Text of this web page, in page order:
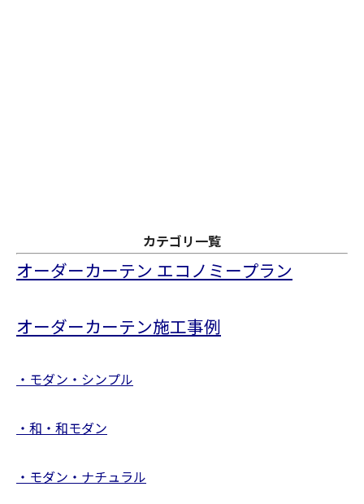
カテゴリ一覧
オーダーカーテン エコノミープラン
オーダーカーテン施工事例
・モダン・シンプル
・和・和モダン
・モダン・ナチュラル